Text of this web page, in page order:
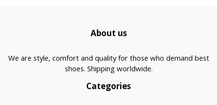
About us
We are style, comfort and quality for those who demand best
shoes. Shipping worldwide.
Categories